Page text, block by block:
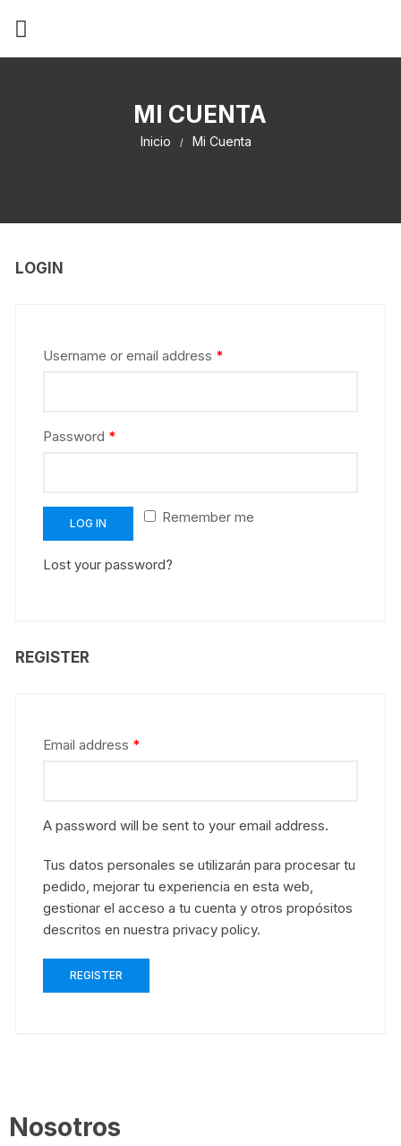
MI CUENTA
Inicio Mi Cuenta
LOGIN
Username or email address *
Password *
Remember me
LOG IN
Lost your password?
REGISTER
Email address *
A password will be sent to your email address.
Tus datos personales se utilizarán para procesar tu
pedido, mejorar tu experiencia en esta web,
gestionar el acceso a tu cuenta y otros propósitos
descritos en nuestraprivacy policy.
REGISTER
Nosotros